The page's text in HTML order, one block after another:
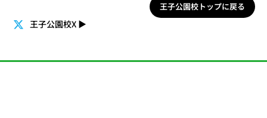
王子公園校トップに戻る
王子公園校X ▶